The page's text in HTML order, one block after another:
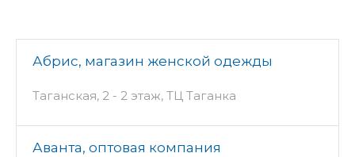
Абрис, магазин женской одежды
Таганская, 2 - 2 этаж, ТЦ Таганка
Аванта, оптовая компания